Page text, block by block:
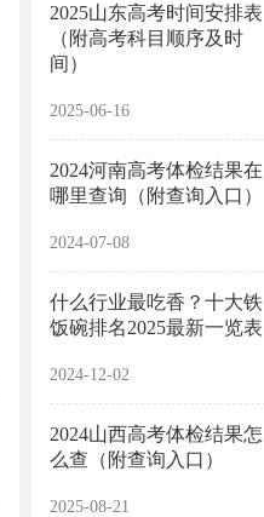
2025山东高考时间安排表
（附高考科目顺序及时
间）
2025-06-16
2024河南高考体检结果在
哪里查询（附查询入口）
2024-07-08
什么行业最吃香？十大铁
饭碗排名2025最新一览表
2024-12-02
2024山西高考体检结果怎
么查（附查询入口）
2025-08-21